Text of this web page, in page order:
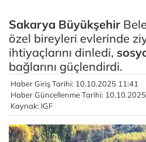
Sakarya Büyükşehir
özel bireyleri evlerinde
ihtiyaçlarını dinledi,
bağlarını güçlendirdi.
Haber Giriş Tarihi: 10.10.2025 11:41
Haber Güncellenme Tarihi:
Kaynak: IGF